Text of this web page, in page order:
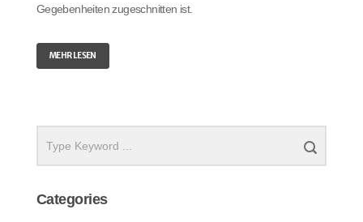
Gegebenheiten zugeschnitten ist.
MEHR LESEN
Categories